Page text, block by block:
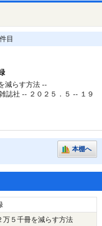
目
減らす方法 --
誌社 -- ２０２５．５ -- １９
本棚へ
万５千冊を減らす方法